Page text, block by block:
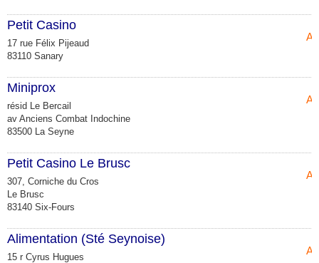
Petit Casino
17 rue Félix Pijeaud
83110 Sanary
Miniprox
résid Le Bercail
av Anciens Combat Indochine
83500 La Seyne
Petit Casino Le Brusc
307, Corniche du Cros
Le Brusc
83140 Six-Fours
Alimentation (Sté Seynoise)
15 r Cyrus Hugues